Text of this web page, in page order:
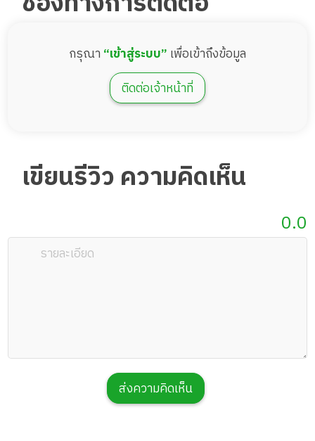
รางวัลสถานบริการดูแลผู้สูงอายุดีเด่น 2560
มั่นคงของมนุษย์
06 ก.ค. 2560
รางวัลสถานบริการดูแลผู้สูงอายุดีเด่น 2560กรมกิจการ
รางวัลสถานบริการดูแลผู้สูงอายุดีเด่น 2560
กรุณา “เข้าสู่ระบบ” เพื่อเข้าถึงข้อมูล
ติดต่อเจ้าหน้าที่
เขียนรีวิว ความคิดเห็น
0.0
ส่งความคิดเห็น